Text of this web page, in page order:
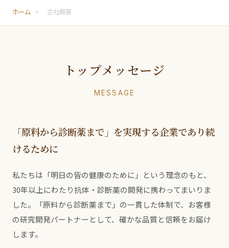
ホーム > 会社概要
トップメッセージ
MESSAGE
「原料から診断薬まで」を実現する企業であり続
けるために
私たちは「明日の皆の健康のために」という理念のもと、
30年以上にわたり抗体・診断薬の開発に携わってまいりま
した。「原料から診断薬まで」の一貫した体制で、お客様
の研究開発パートナーとして、確かな品質と信頼をお届け
します。